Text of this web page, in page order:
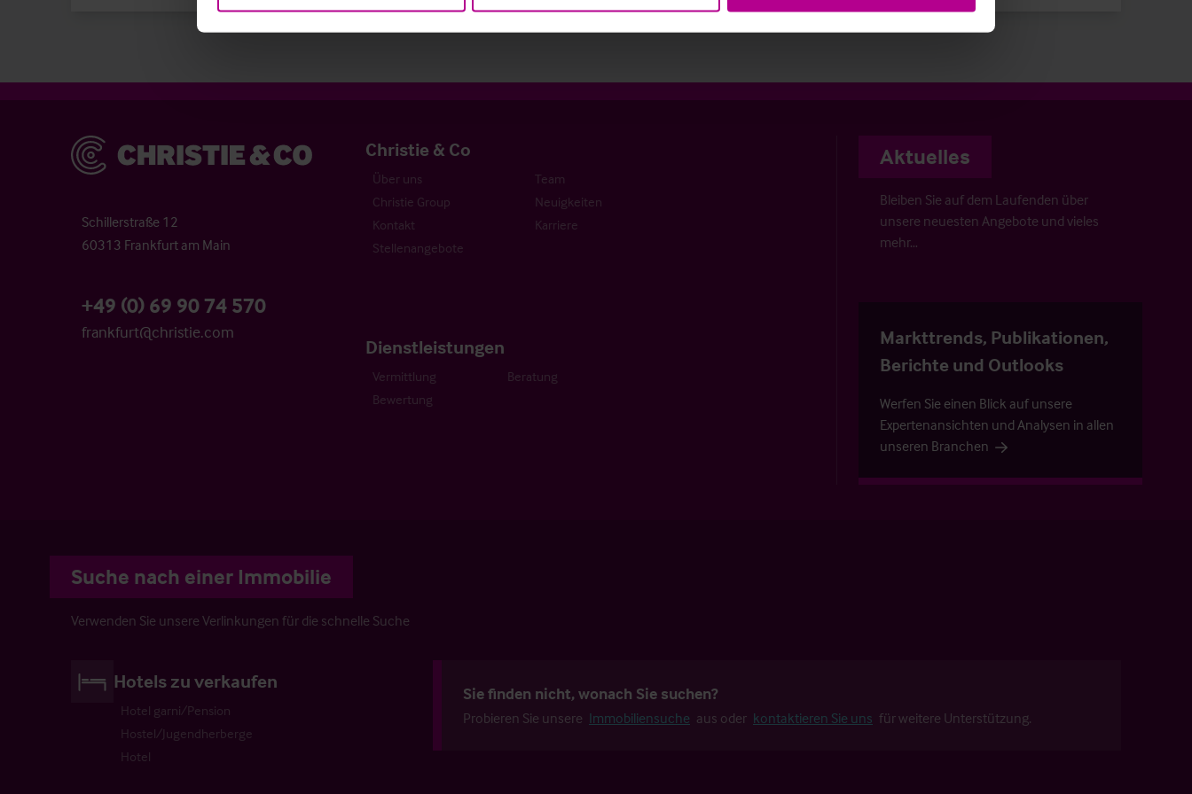
Christie & Co
Schillerstraße 12
60313 Frankfurt am Main
+49 (0) 69 90 74 570
frankfurt@christie.com
Christie & Co
Über uns
Team
Christie Group
Neuigkeiten
Kontakt
Karriere
Stellenangebote
Dienstleistungen
Vermittlung
Beratung
Bewertung
Aktuelles
Bleiben Sie auf dem Laufenden über
unsere neuesten Angebote und vieles
mehr…
Markttrends, Publikationen,
Berichte und Outlooks
Werfen Sie einen Blick auf unsere
Expertenansichten und Analysen in allen
unseren Branchen
Suche nach einer Immobilie
Verwenden Sie unsere Verlinkungen für die schnelle Suche
Hotels zu verkaufen
Hotel garni/Pension
Hostel/Jugendherberge
Hotel
Sie finden nicht, wonach Sie suchen?
Probieren Sie unsere Immobiliensuche aus oder kontaktieren Sie uns für weitere Unterstützung.